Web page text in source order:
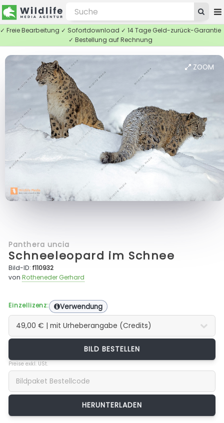
✓ Freie Bearbeitung ✓ Sofortdownload ✓ 14 Tage Geld-zurück-Garantie
✓ Bestellung auf Rechnung
ZOOM
Panthera uncia
Schneeleopard im Schnee
Bild-ID:f110932
vonRotheneder Gerhard
Einzellizenz: Verwendung
BILD BESTELLEN
Preise exkl. USt.